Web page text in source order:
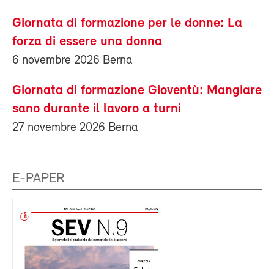
Giornata di formazione per le donne: La
forza di essere una donna
6 novembre 2026 Berna
Giornata di formazione Gioventù: Mangiare
sano durante il lavoro a turni
27 novembre 2026 Berna
E-PAPER